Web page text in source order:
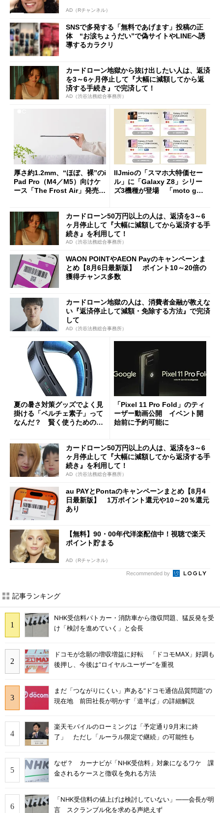
AD（Rチャンネル）
SNSで多発する「無料であげます」投稿の正
体 “お涙ちょうだい”で偽サイトやLINEへ誘
導するカラクリ
カードローン地獄から抜け出したい人は、返済
を3～6ヶ月停止して『大幅に減額してから返
済する手続き』で完済して！
AD（渋谷法務総合事務所）
厚さ約1.2mm、“ほぼ、裸”のi
Pad Pro（M4／M5）向けケ
ース「The Frost Air」発売
IIJmioの「スマホ大特価セー
ル」に「Galaxy Z8」シリー
ズ3機種が登場 「moto g37
カードローン50万円以上の人は、返済を3～6
ヶ月停止して『大幅に減額してから返済する手
続き』を利用して！
AD（渋谷法務総合事務所）
WAON POINTやAEON Payのキャンペーンま
とめ【8月6日最新版】 ポイント10～20倍の
獲得チャンス多数
カードローン地獄の人は、消費者金融が教えな
い『返済停止して減額・免除する方法』で完済
して
AD（渋谷法務総合事務所）
夏の暑さ対策グッズでよく見
掛ける「ペルチェ素子」って
なんだ？ 賢く使うための注
「Pixel 11 Pro Fold」のティ
ーザー動画公開 イベント開
始前に予約可能に
カードローン50万円以上の人は、返済を3～6
ヶ月停止して『大幅に減額してから返済する手
続き』を利用して！
AD（渋谷法務総合事務所）
au PAYとPontaのキャンペーンまとめ【8月4
日最新版】 1万ポイント還元や10～20％還元
あり
【無料】90・00年代洋楽配信中！視聴で楽天
ポイント貯まる
AD（Rチャンネル）
Recommended by
記事ランキング
NHK受信料パトカー・消防車から徴収問題、猛反発を受
け「検討を進めていく」と会長
ドコモが念願の増収増益に好転 「ドコモMAX」好調も
後押し、今後は“ロイヤルユーザー”を重視
まだ「つながりにくい」声ある“ドコモ通信品質問題”の
現在地 前田社長が明かす「道半ば」の詳細解説
楽天モバイルのローミングは「予定通り9月末に終
了」 ただし「ルーラル限定で継続」の可能性も
なぜ？ カーナビが「NHK受信料」対象になるワケ 課
金されるケースと徴収を免れる方法
「NHK受信料の値上げは検討していない」――会長が明
言 スクランブル化を求める声絶えず